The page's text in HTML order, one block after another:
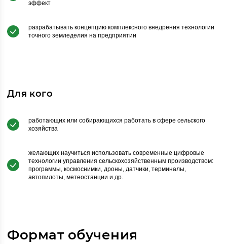
эффект
разрабатывать концепцию комплексного внедрения технологии
точного земледелия на предприятии
Для кого
работающих или собирающихся работать в сфере сельского
хозяйства
желающих научиться использовать современные цифровые
технологии управления сельскохозяйственным производством:
программы, космоснимки, дроны, датчики, терминалы,
автопилоты, метеостанции и др.
Формат обучения